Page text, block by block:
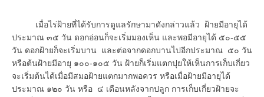
เมื่อไร่ฝ้ายที่ได้รับการดูแลรักษามาดังกล่าวแล้ว ฝ้ายมีอายุได้
ประมาณ ๓๕ วัน ดอกอ่อนก็จะเริ่มมองเห็น และพอมีอายุได้ ๕๐-๕๕
วัน ดอกฝ้ายก็จะเริ่มบาน และต่อจากดอกบานไปอีกประมาณ ๕๐ วัน
หรือต้นฝ้ายมีอายุ ๑๐๐-๑๐๕ วัน ฝ้ายก็เริ่มแตกปุยให้เห็นการเก็บเกี่ยว
จะเริ่มต้นได้เมื่อมีสมอฝ้ายแตกมากพอควร หรือเมื่อฝ้ายมีอายุได้
ประมาณ ๑๒๐ วัน หรือ ๔ เดือนหลังจากปลูก การเก็บเกี่ยวฝ้ายจะ